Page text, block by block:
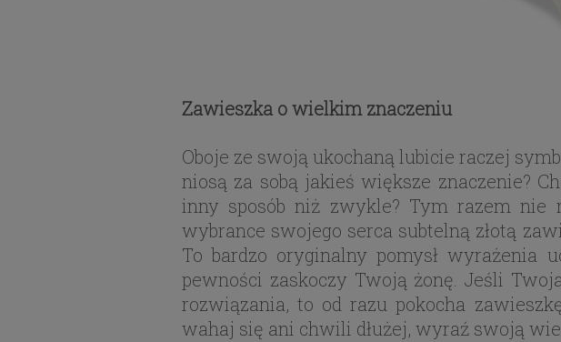
Zawieszka o wielkim znaczeniu
Oboje ze swoją ukochaną lubicie raczej
niosą za sobą jakieś większe znaczenie?
inny sposób niż zwykle? Tym razem nie
wybrance swojego serca subtelną złotą
To bardzo oryginalny pomysł
pewności zaskoczy Twoją żonę. Jeśli
rozwiązania, to od razu pokocha
wahaj się ani chwili dłużej, wyraź swoją